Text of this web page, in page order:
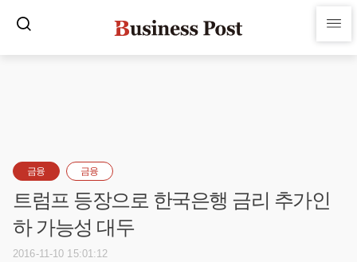
금융 금융
트럼프 등장으로 한국은행 금리 추가인
하 가능성 대두
2016-11-10 15:01:12